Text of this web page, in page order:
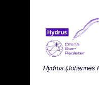
Hydrus (Johannes